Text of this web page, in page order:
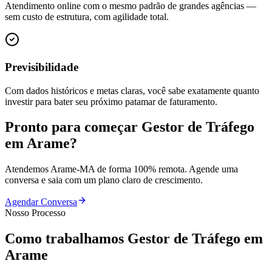
Atendimento online com o mesmo padrão de grandes agências —
sem custo de estrutura, com agilidade total.
Previsibilidade
Com dados históricos e metas claras, você sabe exatamente quanto
investir para bater seu próximo patamar de faturamento.
Pronto para começar Gestor de Tráfego
emArame?
Atendemos Arame-MA de forma 100% remota. Agende uma
conversa e saia com um plano claro de crescimento.
Agendar Conversa
Nosso Processo
Como trabalhamos Gestor de Tráfego em
Arame